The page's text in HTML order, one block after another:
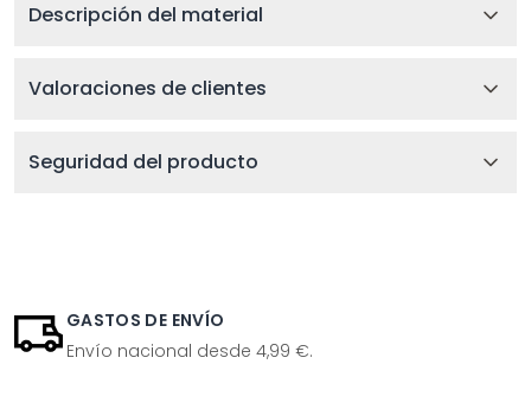
Descripción del material
Valoraciones de clientes
Seguridad del producto
GASTOS DE ENVÍO
Envío nacional desde 4,99 €.